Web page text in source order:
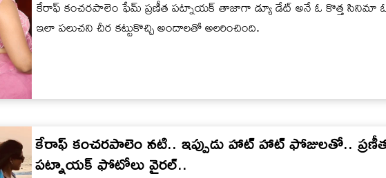
కేరాఫ్ కంచరపాలెం ఫేమ్ ప్రణీత పట్నాయక్ తాజాగా డ్యూ డేట్ అనే ఓ కొత్త సినిమా
ఇలా పలుచని చీర కట్టుకొచ్చి అందాలతో అలరించింది.
కేరాఫ్ కంచరపాలెం నటి.. ఇప్పుడు హాట్ హాట్ ఫోజులతో..
పట్నాయక్ ఫోటోలు వైరల్..